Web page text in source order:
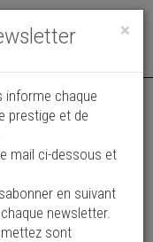
Toggle
par
×
informe chaque
prestige et de
mail ci-dessous et
en suivant
newsletter.
sont